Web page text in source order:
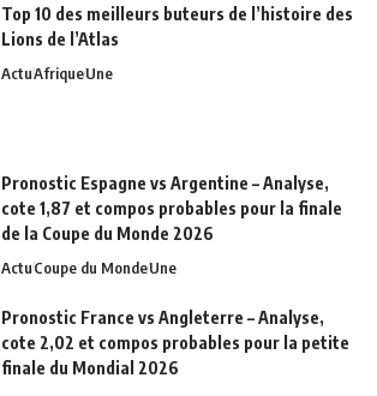
Top 10 des meilleurs buteurs de l’histoire des
Lions de l’Atlas
ActuAfriqueUne
Pronostic Espagne vs Argentine – Analyse,
cote 1,87 et compos probables pour la finale
de la Coupe du Monde 2026
ActuCoupe du MondeUne
Pronostic France vs Angleterre – Analyse,
cote 2,02 et compos probables pour la petite
finale du Mondial 2026